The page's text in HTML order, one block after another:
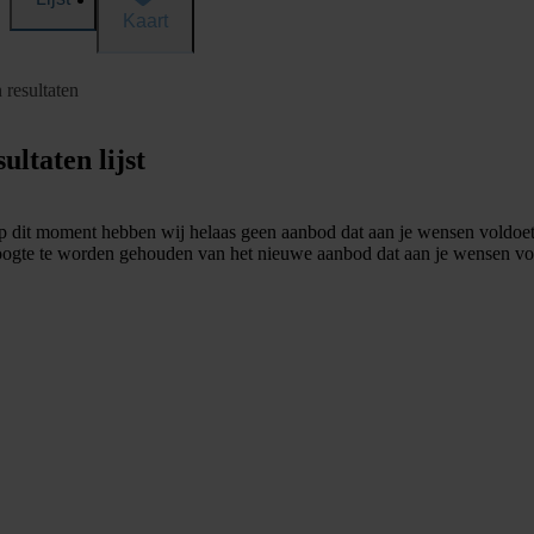
Kaart
resultaten
lijst
dit moment hebben wij helaas geen aanbod dat aan je wensen
te worden gehouden van het nieuwe aanbod dat aan je wensen